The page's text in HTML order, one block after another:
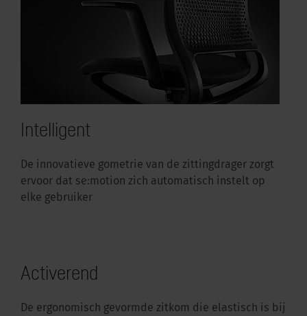
Intelligent
De innovatieve gometrie van de zittingdrager zorgt
ervoor dat se:motion zich automatisch instelt op
elke gebruiker
Activerend
De ergonomisch gevormde zitkom die elastisch is bij